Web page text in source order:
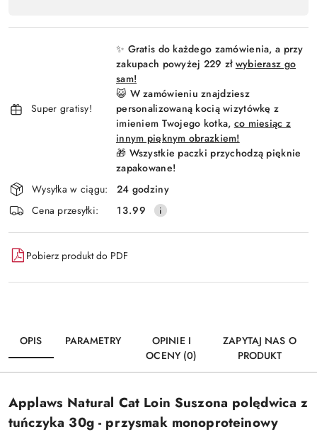
płatność
Super gratisy!
✨ Gratis do każdego zamówienia, a przy
zakupach powyżej 229 zł wybierasz go
sam!
😺 W zamówieniu znajdziesz
personalizowaną kocią wizytówkę z
imieniem Twojego kotka, co miesiąc z
innym pięknym obrazkiem!
🎁 Wszystkie paczki przychodzą pięknie
zapakowane!
Wysyłka w ciągu:
24 godziny
Cena przesyłki:
13.99
Pobierz produkt do PDF
OPIS PARAMETRY
OPINIE I
OCENY (0)
ZAPYTAJ NAS O
PRODUKT
Applaws Natural Cat Loin Suszona polędwica z
tuńczyka 30g - przysmak monoproteinowy